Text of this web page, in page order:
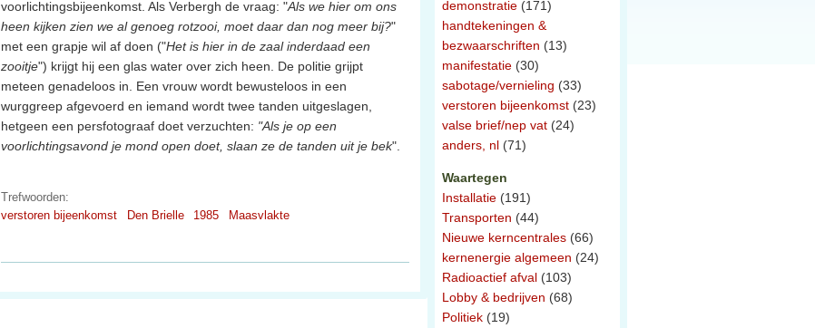
voorlichtingsbijeenkomst. Als Verbergh de vraag: "Als we hier om ons
heen kijken zien we al genoeg rotzooi, moet daar dan nog meer bij?"
met een grapje wil af doen ("Het is hier in de zaal inderdaad een
zooitje") krijgt hij een glas water over zich heen. De politie grijpt
meteen genadeloos in. Een vrouw wordt bewusteloos in een
wurggreep afgevoerd en iemand wordt twee tanden uitgeslagen,
hetgeen een persfotograaf doet verzuchten: "Als je op een
voorlichtingsavond je mond open doet, slaan ze de tanden uit je bek".
Trefwoorden:
verstoren bijeenkomst
Den Brielle 1985 Maasvlakte
demonstratie (171)
handtekeningen &
bezwaarschriften (13)
manifestatie (30)
sabotage/vernieling (33)
verstoren bijeenkomst (23)
valse brief/nep vat (24)
anders, nl (71)
Waartegen
Installatie (191)
Transporten (44)
Nieuwe kerncentrales (66)
kernenergie algemeen (24)
Radioactief afval (103)
Lobby & bedrijven (68)
Politiek (19)